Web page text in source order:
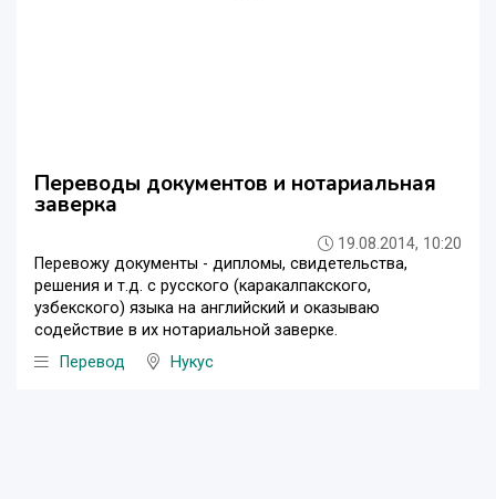
Переводы документов и нотариальная
заверка
19.08.2014, 10:20
Перевожу документы - дипломы, свидетельства,
решения и т.д. с русского (каракалпакского,
узбекского) языка на английский и оказываю
содействие в их нотариальной заверке.
Перевод
Нукус